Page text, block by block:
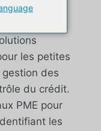
chez
les petites
des
du crédit.
PME pour
les